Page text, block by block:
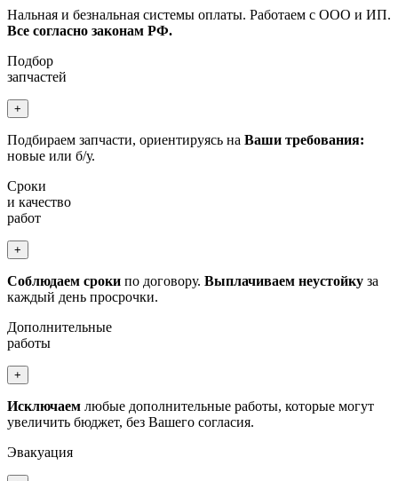
Нальная и безнальная системы оплаты. Работаем с ООО и ИП.
Все согласно законам РФ.
Подбор
запчастей
+
Подбираем запчасти, ориентируясь на Ваши требования:
новые или б/у.
Сроки
и качество
работ
+
Соблюдаем сроки по договору. Выплачиваем неустойку за
каждый день просрочки.
Дополнительные
работы
+
Исключаем любые дополнительные работы, которые могут
увеличить бюджет, без Вашего согласия.
Эвакуация